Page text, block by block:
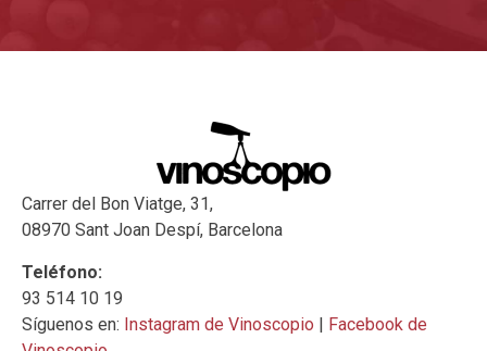
Carrer del Bon Viatge, 31,
08970 Sant Joan Despí, Barcelona
Teléfono:
93 514 10 19
Síguenos en: Instagram de Vinoscopio | Facebook de